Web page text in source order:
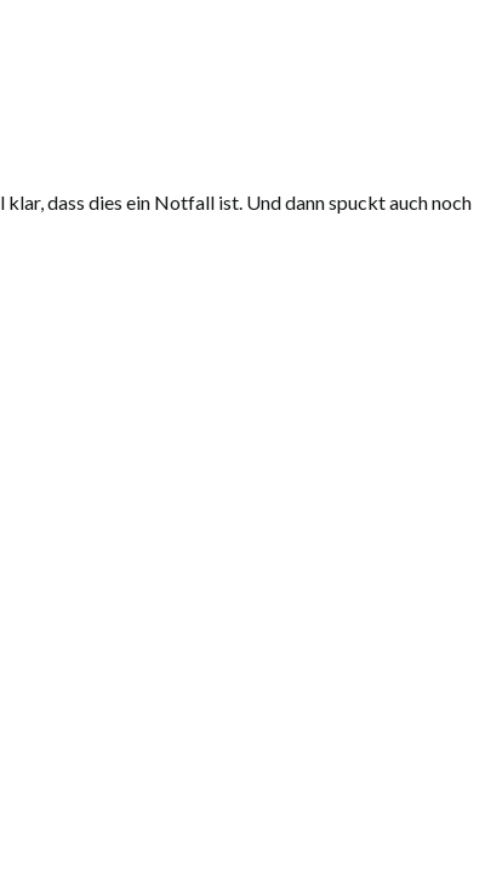
dass dies ein Notfall ist. Und dann spuckt auch noch